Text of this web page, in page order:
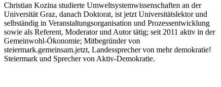
Christian Kozina studierte Umweltsystemwissenschaften an der
Universität Graz, danach Doktorat, ist jetzt Universitätslektor und
selbständig in Veranstaltungsorganisation und Prozessentwicklung
sowie als Referent, Moderator und Autor tätig; seit 2011 aktiv in der
Gemeinwohl-Ökonomie; Mitbegründer von
steiermark.gemeinsam.jetzt, Landessprecher von mehr demokratie!
Steiermark und Sprecher von Aktiv-Demokratie.